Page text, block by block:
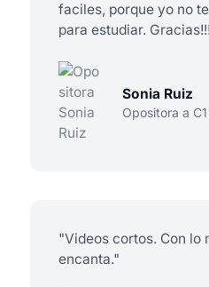
faciles, porque yo no
para estudiar.
Sonia Ruiz
Opositora a
"Videos cortos. Con lo
encanta."